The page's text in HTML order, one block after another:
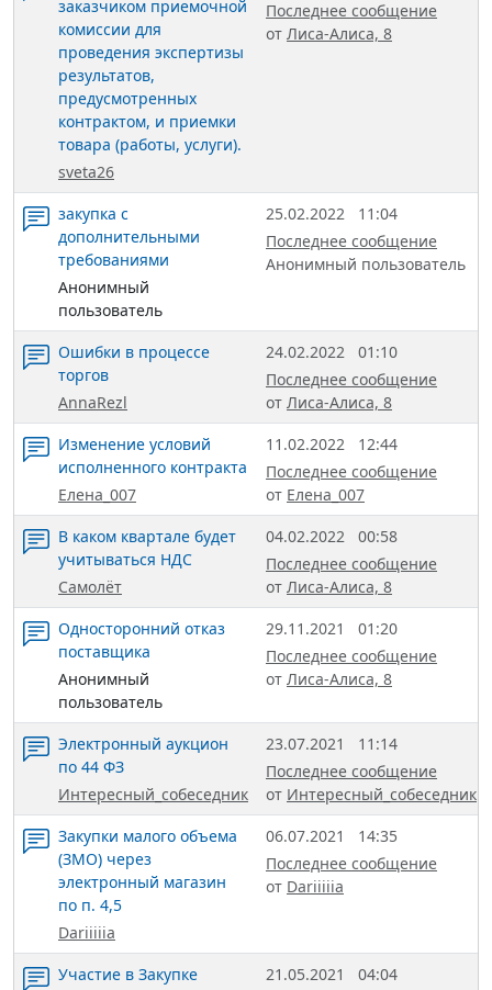
заказчиком приемочной
комиссии для
проведения экспертизы
результатов,
предусмотренных
контрактом, и приемки
товара (работы, услуги).
sveta26
Последнее сообщение
от Лиса-Алиса, 8
закупка с
дополнительными
требованиями
Анонимный
пользователь
25.02.2022
11:04
Последнее сообщение
Анонимный пользователь
Ошибки в процессе
торгов
AnnaRezl
24.02.2022
01:10
Последнее сообщение
от Лиса-Алиса, 8
Изменение условий
исполненного контракта
Елена_007
11.02.2022
12:44
Последнее сообщение
от Елена_007
В каком квартале будет
учитываться НДС
Самолёт
04.02.2022
00:58
Последнее сообщение
от Лиса-Алиса, 8
Односторонний отказ
поставщика
Анонимный
пользователь
29.11.2021
01:20
Последнее сообщение
от Лиса-Алиса, 8
Электронный аукцион
по 44 ФЗ
Интересный_собеседник
23.07.2021
11:14
Последнее сообщение
от Интересный_собеседник
Закупки малого объема
(ЗМО) через
электронный магазин
по п. 4,5
Dariiiiia
06.07.2021
14:35
Последнее сообщение
от Dariiiiia
Участие в Закупке
21.05.2021
04:04